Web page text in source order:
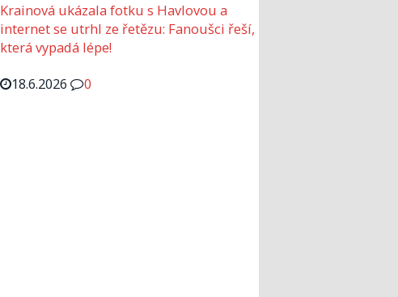
Krainová ukázala fotku s Havlovou a
internet se utrhl ze řetězu: Fanoušci řeší,
která vypadá lépe!
18.6.2026
0